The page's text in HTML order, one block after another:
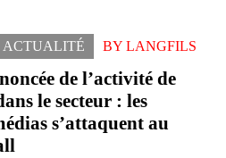
ACTUALITÉ BY LANGFILS
de l’activité de
le secteur : les
s’attaquent au